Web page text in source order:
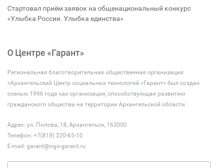
Стартовал приём заявок на общенациональный конкурс
«Улыбка России. Улыбка единства»
О Центре «Гарант»
Региональная благотворительная общественная организация
«Архангельский Центр социальных технологий «Гарант» был создан
осенью 1996 года как организация, способствующая развитию
гражданского общества на территории Архангельской области
Адрес: ул. Попова, 18, Архангельск, 163000
Телефон: +7(818) 220-65-10
E-mail: garant@ngo-garant.ru